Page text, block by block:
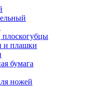
плоскогубцы
и плашки
бумага
ножей